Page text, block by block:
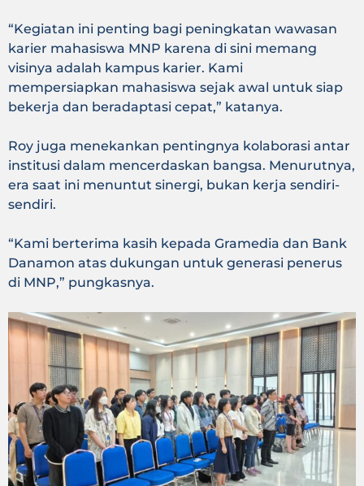
“Kegiatan ini penting bagi peningkatan wawasan
karier mahasiswa MNP karena di sini memang
visinya adalah kampus karier. Kami
mempersiapkan mahasiswa sejak awal untuk siap
bekerja dan beradaptasi cepat,” katanya.
Roy juga menekankan pentingnya kolaborasi antar
institusi dalam mencerdaskan bangsa. Menurutnya,
era saat ini menuntut sinergi, bukan kerja sendiri-
sendiri.
“Kami berterima kasih kepada Gramedia dan Bank
Danamon atas dukungan untuk generasi penerus
di MNP,” pungkasnya.